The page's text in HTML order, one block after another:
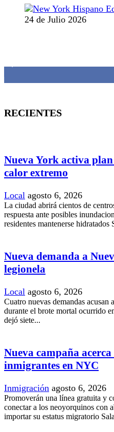
24 de Julio 2026
RECIENTES
Nueva York activa
calor extremo
Local agosto 6, 2026
La ciudad abrirá cientos de
respuesta ante posibles
residentes mantenerse hidratados
Nueva demanda a
legionela
Local agosto 6, 2026
Cuatro nuevas demandas acusan
durante el brote mortal ocurrido
dejó siete...
Nueva campaña
inmigrantes en NYC
Inmigración agosto 6, 2026
Promoverán una línea gratuita y
conectar a los neoyorquinos con
importar su estatus migratorio